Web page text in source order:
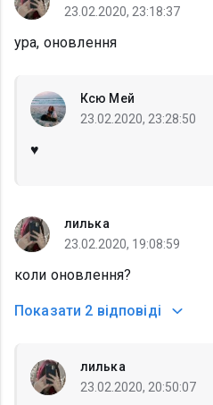
23.02.2020, 23:18:37
ура, оновлення
Ксю Мей
23.02.2020, 23:28:50
♥️
лилька
23.02.2020, 19:08:59
коли оновлення?
Показати 2 відповіді
лилька
23.02.2020, 20:50:07